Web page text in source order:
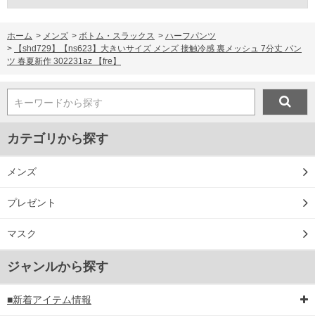
ホーム > メンズ > ボトム・スラックス > ハーフパンツ
>
【shd729】【ns623】大きいサイズ メンズ 接触冷感 裏メッシュ 7分丈 パン
ツ 春夏新作 302231az 【fre】
キーワードから探す
カテゴリから探す
メンズ
プレゼント
マスク
ジャンルから探す
■新着アイテム情報